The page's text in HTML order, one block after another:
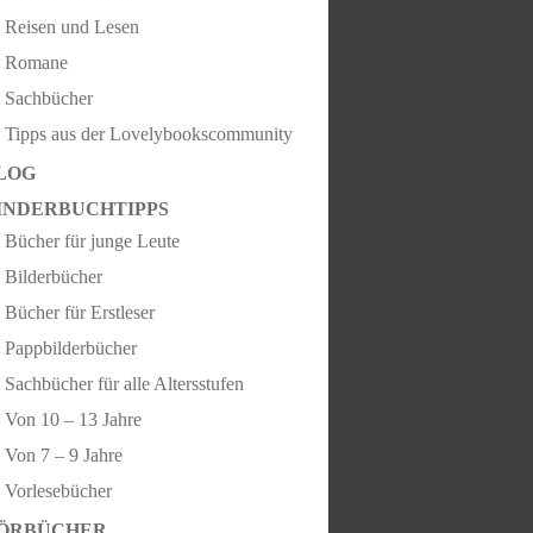
Reisen und Lesen
Romane
Sachbücher
Tipps aus der Lovelybookscommunity
Bücher für junge Leute
Bilderbücher
Bücher für Erstleser
Pappbilderbücher
Sachbücher für alle Altersstufen
Von 10 – 13 Jahre
Von 7 – 9 Jahre
Vorlesebücher